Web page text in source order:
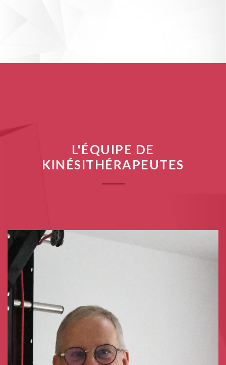
L'ÉQUIPE DE
KINÉSITHÉRAPEUTES